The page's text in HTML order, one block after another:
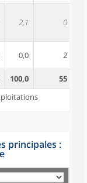
2,1 0
0,0 2
100,0 55
principales :